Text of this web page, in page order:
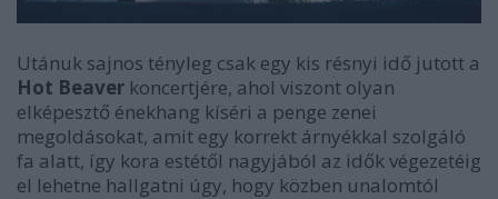
Utánuk sajnos tényleg csak egy kis résnyi idő jutott a
Hot Beaver koncertjére, ahol viszont olyan
elképesztő énekhang kíséri a penge zenei
megoldásokat, amit egy korrekt árnyékkal szolgáló
fa alatt, így kora estétől nagyjából az idők végezetéig
el lehetne hallgatni úgy, hogy közben unalomtól